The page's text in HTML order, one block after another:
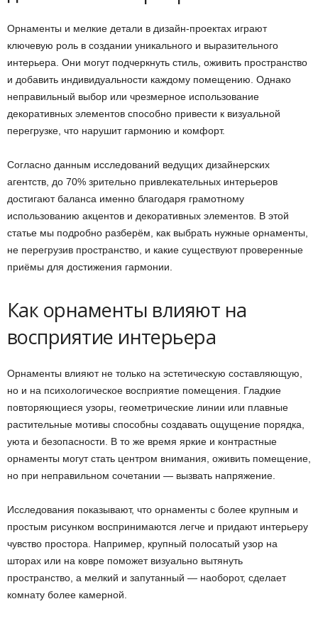
Орнаменты и мелкие детали в дизайн-проектах играют
ключевую роль в создании уникального и выразительного
интерьера. Они могут подчеркнуть стиль, оживить пространство
и добавить индивидуальности каждому помещению. Однако
неправильный выбор или чрезмерное использование
декоративных элементов способно привести к визуальной
перегрузке, что нарушит гармонию и комфорт.
Согласно данным исследований ведущих дизайнерских
агентств, до 70% зрительно привлекательных интерьеров
достигают баланса именно благодаря грамотному
использованию акцентов и декоративных элементов. В этой
статье мы подробно разберём, как выбрать нужные орнаменты,
не перегрузив пространство, и какие существуют проверенные
приёмы для достижения гармонии.
Как орнаменты влияют на
восприятие интерьера
Орнаменты влияют не только на эстетическую составляющую,
но и на психологическое восприятие помещения. Гладкие
повторяющиеся узоры, геометрические линии или плавные
растительные мотивы способны создавать ощущение порядка,
уюта и безопасности. В то же время яркие и контрастные
орнаменты могут стать центром внимания, оживить помещение,
но при неправильном сочетании — вызвать напряжение.
Исследования показывают, что орнаменты с более крупным и
простым рисунком воспринимаются легче и придают интерьеру
чувство простора. Например, крупный полосатый узор на
шторах или на ковре поможет визуально вытянуть
пространство, а мелкий и запутанный — наоборот, сделает
комнату более камерной.